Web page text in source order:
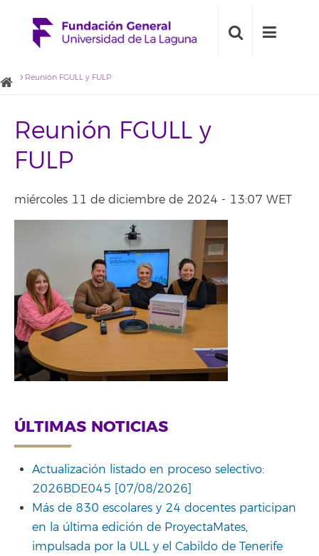
Reunión FGULL y FULP
Reunión FGULL y
FULP
miércoles 11 de diciembre de 2024 - 13:07 WET
ÚLTIMAS NOTICIAS
Actualización listado en proceso selectivo:
2026BDE045 [07/08/2026]
Más de 830 escolares y 24 docentes participan
en la última edición de ProyectaMates,
impulsada por la ULL y el Cabildo de Tenerife